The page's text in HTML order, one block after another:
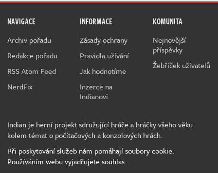
NAVIGACE
Archiv pořadu
Redakce pořadu
RSS Atom Feed
NerdFix
INFORMACE
Zásady ochrany
Pravidla užívání
Jak hodnotíme
Inzerce na
Indianovi
KOMUNITA
Nejnovější
příspěvky
Žebříček uživatelů
Indian je herní projekt sdružující hráče a hráčky všeho věku
kolem témat o počítačových a konzolových hrách.
Při poskytování služeb nám pomáhají soubory cookie.
Používáním webu vyjadřujete souhlas.